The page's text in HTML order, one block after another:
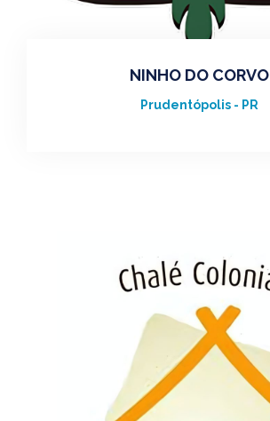
NINHO DO CORVO
Prudentópolis - PR